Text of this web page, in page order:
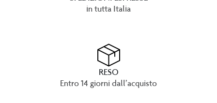
in tutta Italia
RESO
Entro 14 giorni dall’acquisto